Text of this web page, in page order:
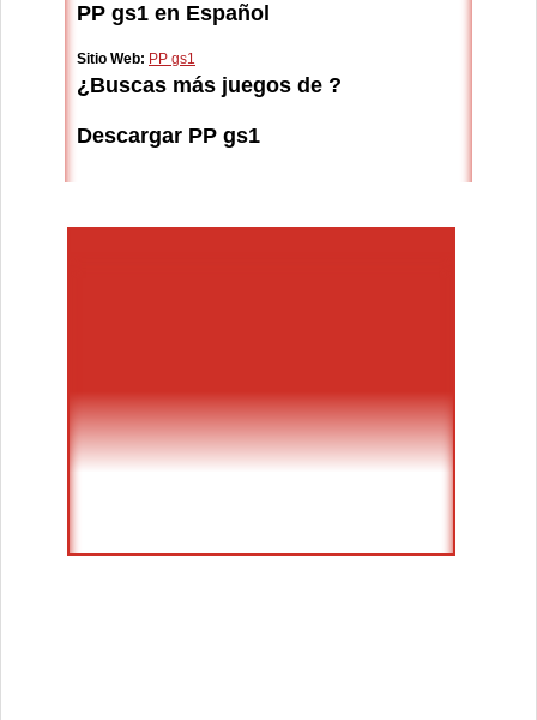
PP gs1 en Español
Sitio Web: PP gs1
¿Buscas más juegos de ?
Descargar PP gs1